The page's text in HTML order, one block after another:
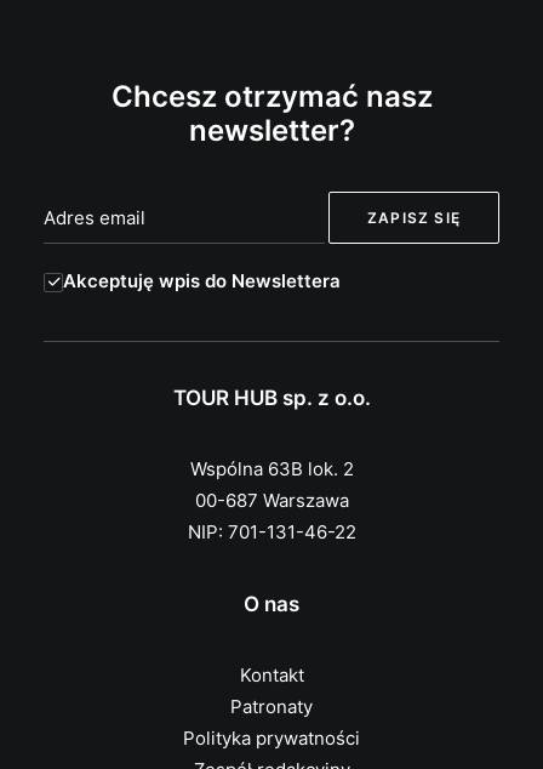
Chcesz otrzymać nasz
newsletter?
Akceptuję wpis do Newslettera
TOUR HUB sp. z o.o.
Wspólna 63B lok. 2
00-687 Warszawa
NIP: 701-131-46-22
O nas
Kontakt
Patronaty
Polityka prywatności